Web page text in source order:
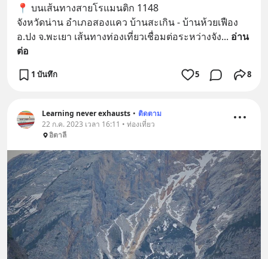
📍 บนเส้นทางสายโรแมนติก 1148
จังหวัดน่าน อำเภอสองแคว บ้านสะเกิน - บ้านห้วยเฟือง
อ.ปง จ.พะเยา เส้นทางท่องเที่ยวเชื่อมต่อระหว่างจัง... อ่าน
ต่อ
1 บันทึก 5 8
Learning never exhausts • ติดตาม
22 ก.ค. 2023 เวลา 16:11 • ท่องเที่ยว
อิตาลี